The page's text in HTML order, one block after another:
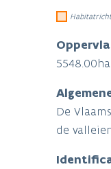
5548.00ha
De
de